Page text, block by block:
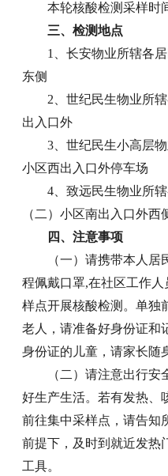
本轮核酸检测采样时
三、检测地点
1、长安物业所辖各
东侧
2、世纪民生物业所
出入口外
3、世纪民生小高层
小区西出入口外停车场
4、致远民生物业所
（二）小区南出入口外西
四、注意事项
（一）请携带本人
程佩戴口罩,在社区工作
样点开展核酸检测。单独
老人，请准备好身份证和
身份证的儿童，请家长随
（二）请注意出行
好生产生活。若有发热、
前往集中采样点，请告知
前提下，及时到就近发热
工具。